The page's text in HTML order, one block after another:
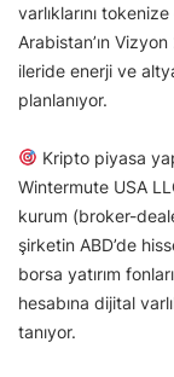
varlıklarını
Arabistan’ın
ileride enerji ve
planlanıyor.
Kripto piyasa
Wintermute USA
kurum (broker-
şirketin ABD’de
borsa yatırım
hesabına dijital
tanıyor.